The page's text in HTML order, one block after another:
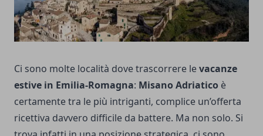
Ci sono molte località dove trascorrere levacanze
estive in Emilia-Romagna: Misano Adriatico è
certamente tra le più intriganti, complice un’offerta
ricettiva davvero difficile da battere. Ma non solo. Si